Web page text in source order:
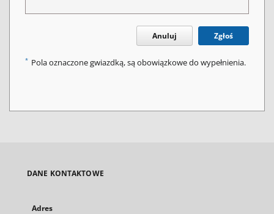
Anuluj Zgłoś
* Pola oznaczone gwiazdką, są obowiązkowe do wypełnienia.
DANE KONTAKTOWE
Adres